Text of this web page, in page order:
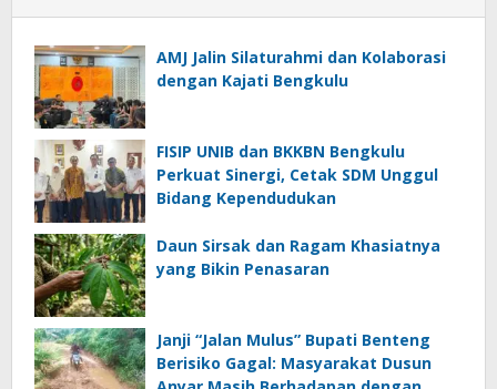
AMJ Jalin Silaturahmi dan Kolaborasi
dengan Kajati Bengkulu
FISIP UNIB dan BKKBN Bengkulu
Perkuat Sinergi, Cetak SDM Unggul
Bidang Kependudukan
Daun Sirsak dan Ragam Khasiatnya
yang Bikin Penasaran
Janji “Jalan Mulus” Bupati Benteng
Berisiko Gagal: Masyarakat Dusun